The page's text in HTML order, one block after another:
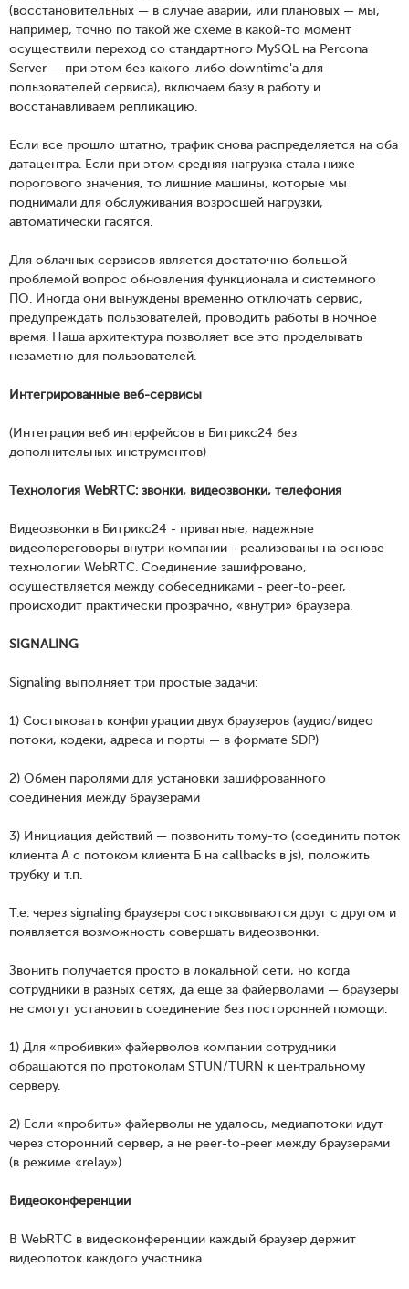
(восстановительных — в случае аварии, или плановых — мы,
например, точно по такой же схеме в какой-то момент
осуществили переход со стандартного MySQL на Percona
Server — при этом без какого-либо downtime'а для
пользователей сервиса), включаем базу в работу и
восстанавливаем репликацию.
Если все прошло штатно, трафик снова распределяется на оба
датацентра. Если при этом средняя нагрузка стала ниже
порогового значения, то лишние машины, которые мы
поднимали для обслуживания возросшей нагрузки,
автоматически гасятся.
Для облачных сервисов является достаточно большой
проблемой вопрос обновления функционала и системного
ПО. Иногда они вынуждены временно отключать сервис,
предупреждать пользователей, проводить работы в ночное
время. Наша архитектура позволяет все это проделывать
незаметно для пользователей.
Интегрированные веб-сервисы
(Интеграция веб интерфейсов в Битрикс24 без
дополнительных инструментов)
Технология WebRTC: звонки, видеозвонки, телефония
Видеозвонки в Битрикс24 - приватные, надежные
видеопереговоры внутри компании - реализованы на основе
технологии WebRTC. Соединение зашифровано,
осуществляется между собеседниками - peer-to-peer,
происходит практически прозрачно, «внутри» браузера.
SIGNALING
Signaling выполняет три простые задачи:
1) Состыковать конфигурации двух браузеров (аудио/видео
потоки, кодеки, адреса и порты — в формате SDP)
2) Обмен паролями для установки зашифрованного
соединения между браузерами
3) Инициация действий — позвонить тому-то (соединить поток
клиента А с потоком клиента Б на callbacks в js), положить
трубку и т.п.
Т.е. через signaling браузеры состыковываются друг с другом и
появляется возможность совершать видеозвонки.
Звонить получается просто в локальной сети, но когда
сотрудники в разных сетях, да еще за файерволами — браузеры
не смогут установить соединение без посторонней помощи.
1) Для «пробивки» файерволов компании сотрудники
обращаются по протоколам STUN/TURN к центральному
серверу.
2) Если «пробить» файерволы не удалось, медиапотоки идут
через сторонний сервер, а не peer-to-peer между браузерами
(в режиме «relay»).
Видеоконференции
В WebRTC в видеоконференции каждый браузер держит
видеопоток каждого участника.